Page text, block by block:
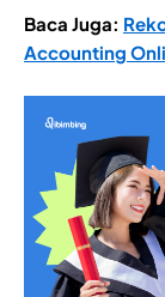
Baca Juga:
Accounting